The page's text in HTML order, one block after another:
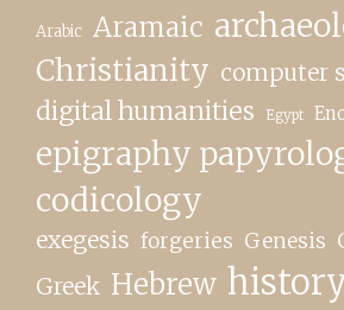
Arabic Aramaic
Christianity computer
digital humanities Egypt
epigraphy
codicology
exegesis forgeries Genesis
Greek Hebrew